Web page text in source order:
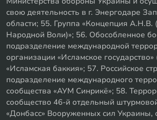
свою деятельность в г. Энергодаре
области; 55. Группа «Концепция А.Н.В.
Народной Воли)»; 56. Обособленное
подразделение международной
организации «Исламское
«Исламская баккия»; 57. Российское
подразделение международного
сообщества «АУМ Синрикё»; 58.
сообщество 46-й отдельный
«Донбасс» Вооруженных сил Украины,